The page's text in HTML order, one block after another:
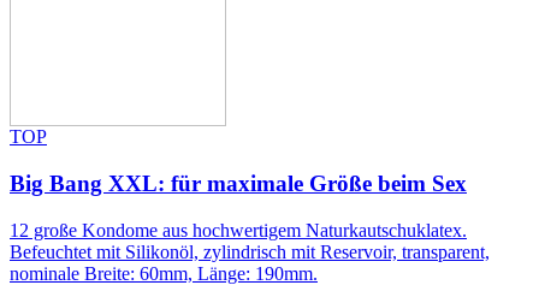
TOP
Big Bang XXL: für maximale Größe beim Sex
12 große Kondome aus hochwertigem Naturkautschuklatex.
Befeuchtet mit Silikonöl, zylindrisch mit Reservoir, transparent,
nominale Breite: 60mm, Länge: 190mm.